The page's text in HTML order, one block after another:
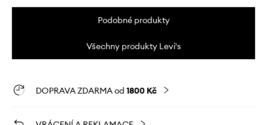
Podobné produkty
Všechny produkty Levi's
DOPRAVA ZDARMA od 1800 Kč